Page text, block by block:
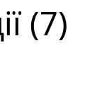
(7)